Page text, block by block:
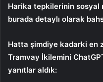
Harika tepkilerinin sosyal
burada detaylı olarak
Hatta şimdiye kadarki en
Tramvay İkilemini
yanıtlar aldık: